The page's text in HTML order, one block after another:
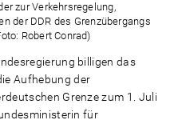
zur Verkehrsregelung,
der DDR des Grenzübergangs
Robert Conrad)
billigen das
Aufhebung der
Grenze zum 1. Juli
für